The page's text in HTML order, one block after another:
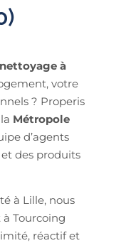
à
votre
? Properis
Métropole
d’agents
des produits
à Lille, nous
Tourcoing
réactif et